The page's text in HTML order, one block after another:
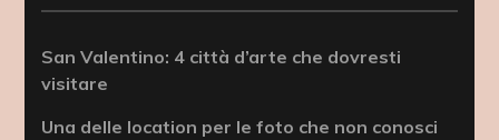
San Valentino: 4 città d’arte che dovresti
visitare
Una delle location per le foto che non conosci